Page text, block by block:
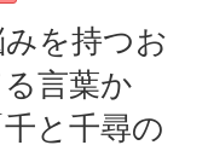
言葉か
と千尋の